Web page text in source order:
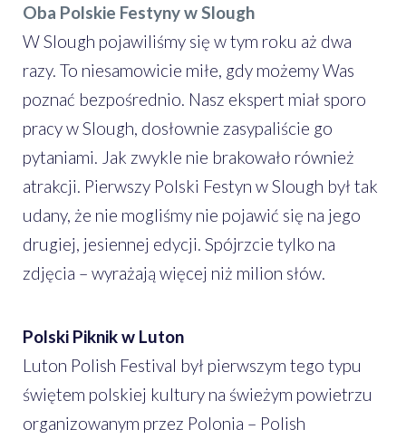
Oba Polskie Festyny w Slough
W Slough pojawiliśmy się w tym roku aż dwa
razy. To niesamowicie miłe, gdy możemy Was
poznać bezpośrednio. Nasz ekspert miał sporo
pracy w Slough, dosłownie zasypaliście go
pytaniami. Jak zwykle nie brakowało również
atrakcji. Pierwszy Polski Festyn w Slough był tak
udany, że nie mogliśmy nie pojawić się na jego
drugiej, jesiennej edycji. Spójrzcie tylko na
zdjęcia – wyrażają więcej niż milion słów.
Polski Piknik w Luton
Luton Polish Festival był pierwszym tego typu
świętem polskiej kultury na świeżym powietrzu
organizowanym przez Polonia – Polish